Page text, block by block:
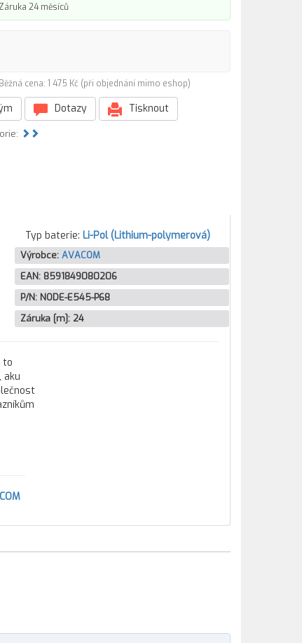
Záruka 24 měsíců
Běžná cena: 1 475 Kč (při objednání mimo eshop)
Dotazy Tisknout
to
aku
Typ baterie: Li-Pol (Lithium-polymerová)
Výrobce: AVACOM
EAN: 8591849080206
P/N: NODE-E545-P68
Záruka [m]: 24